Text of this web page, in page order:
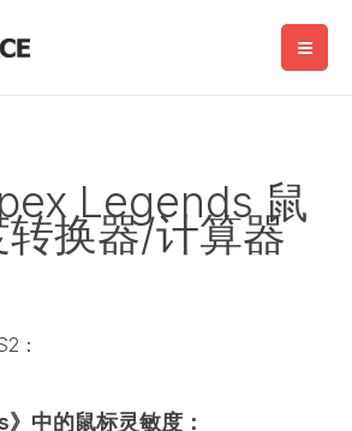
Legends 鼠
换器/计算器
：
中的鼠标灵敏度：